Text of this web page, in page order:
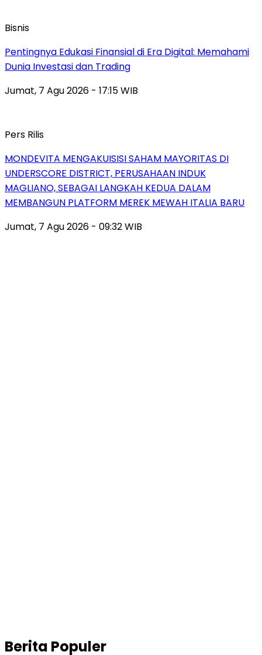
Bisnis
Pentingnya Edukasi Finansial di Era Digital: Memahami
Dunia Investasi dan Trading
Jumat, 7 Agu 2026 - 17:15 WIB
Pers Rilis
MONDEVITA MENGAKUISISI SAHAM MAYORITAS DI
UNDERSCORE DISTRICT, PERUSAHAAN INDUK
MAGLIANO, SEBAGAI LANGKAH KEDUA DALAM
MEMBANGUN PLATFORM MEREK MEWAH ITALIA BARU
Jumat, 7 Agu 2026 - 09:32 WIB
Berita Populer